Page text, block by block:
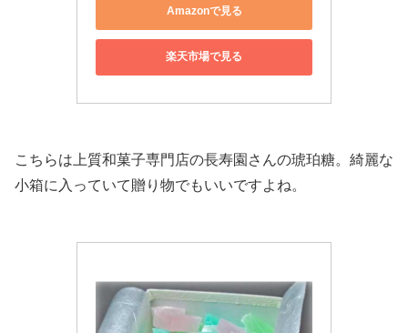
Amazonで見る
楽天市場で見る
‎こちらは上質和菓子専門店の長寿園さんの琥珀糖。綺麗な
小箱に入っていて贈り物でもいいですよね。